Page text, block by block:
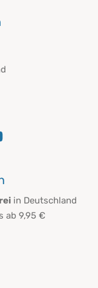
neuem
in neuem
in
in Deutschland
ab 9,95 €